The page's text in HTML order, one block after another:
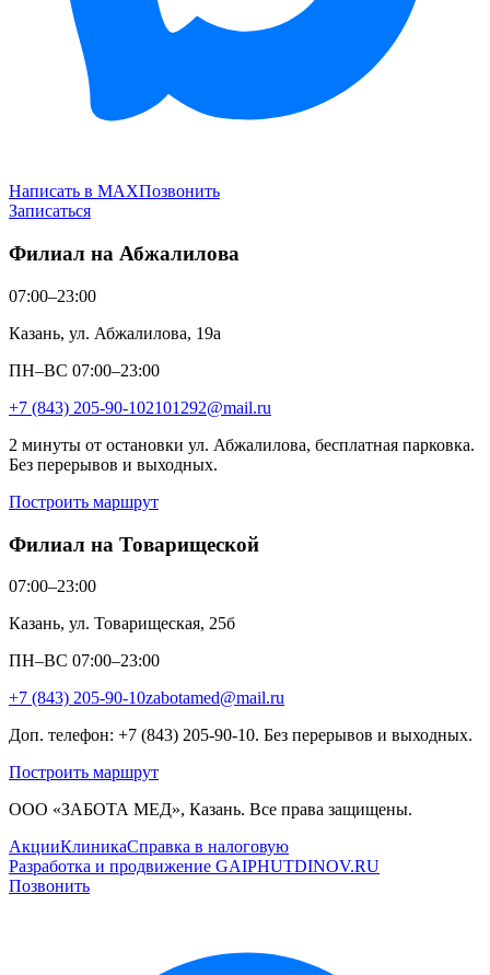
Написать в MAXПозвонить
Записаться
Филиал на Абжалилова
07:00–23:00
Казань, ул. Абжалилова, 19а
ПН–ВС 07:00–23:00
+7 (843) 205-90-102101292@mail.ru
2 минуты от остановки ул. Абжалилова, бесплатная парковка.
Без перерывов и выходных.
Построить маршрут
Филиал на Товарищеской
07:00–23:00
Казань, ул. Товарищеская, 25б
ПН–ВС 07:00–23:00
+7 (843) 205-90-10zabotamed@mail.ru
Доп. телефон: +7 (843) 205-90-10. Без перерывов и выходных.
Построить маршрут
ООО «ЗАБОТА МЕД», Казань. Все права защищены.
АкцииКлиникаСправка в налоговую
Разработка и продвижение GAIPHUTDINOV.RU
Позвонить